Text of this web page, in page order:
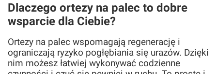
Dlaczego ortezy na palec to dobre
wsparcie dla Ciebie?
Ortezy na palec wspomagają regenerację i
ograniczają ryzyko pogłębiania się urazów. Dzięki
nim możesz łatwiej wykonywać codzienne